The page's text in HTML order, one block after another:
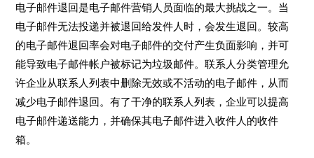
电子邮件退回是电子邮件营销人员面临的最大挑战之一。当
电子邮件无法投递并被退回给发件人时，会发生退回。较高
的电子邮件退回率会对电子邮件的交付产生负面影响，并可
能导致电子邮件帐户被标记为垃圾邮件。联系人分类管理允
许企业从联系人列表中删除无效或不活动的电子邮件，从而
减少电子邮件退回。有了干净的联系人列表，企业可以提高
电子邮件递送能力，并确保其电子邮件进入收件人的收件
箱。